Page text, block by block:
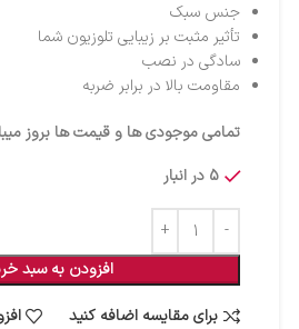
جنس سبک
تأثیر مثبت بر زیبایی تلوزیون شما
سادگی در نصب
مقاومت بالا در برابر ضربه
تمامی موجودی ها و قیمت ها بروز
5 در انبار
افزودن به سبد
برای مقایسه اضافه کنید